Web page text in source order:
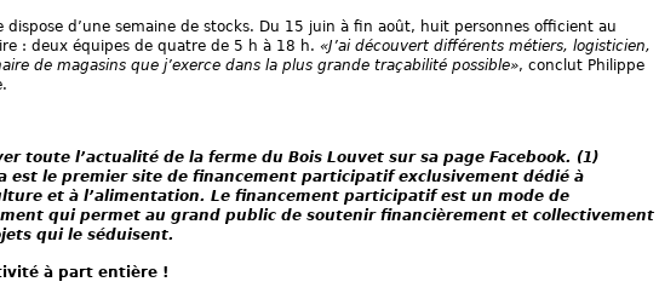
dispose d’une semaine de stocks. Du 15 juin à fin août, huit personnes officient au
: deux équipes de quatre de 5 h à 18 h. «J’ai découvert différents métiers, logisticien,
de magasins que j’exerce dans la plus grande traçabilité possible», conclut Philippe
toute l’actualité de la ferme du Bois Louvet sur sa page Facebook. (1)
est le premier site de financement participatif exclusivement dédié à
et à l’alimentation. Le financement participatif est un mode de
qui permet au grand public de soutenir financièrement et collectivement
qui le séduisent.
à part entière !